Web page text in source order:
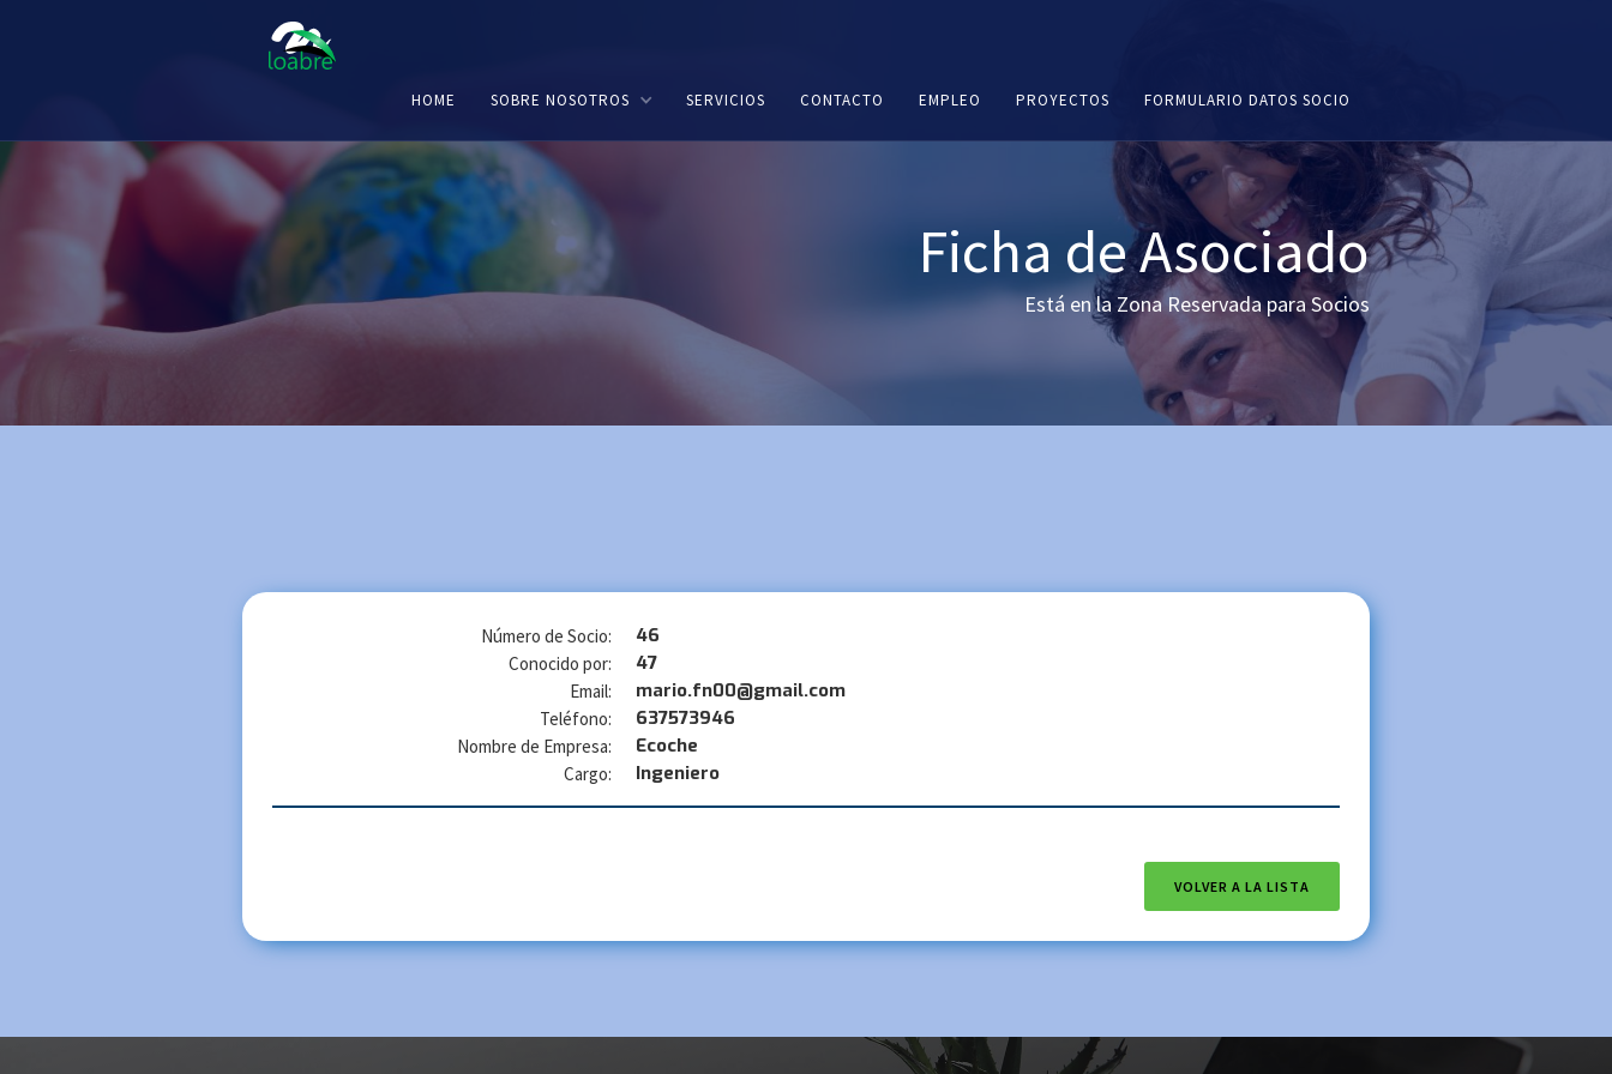
HOME SOBRE NOSOTROS SERVICIOS CONTACTO EMPLEO PROYECTOS FORMULARIO DATOS SOCIO
Ficha de Asociado
Está en la Zona Reservada para Socios
Número de Socio:
Conocido por:
Email:
Teléfono:
Nombre de Empresa:
Cargo:
46
47
mario.fn00@gmail.com
637573946
Ecoche
Ingeniero
VOLVER A LA LISTA